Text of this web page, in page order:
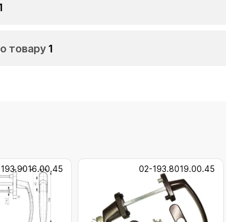
товару 1
02-193.8019.00.45